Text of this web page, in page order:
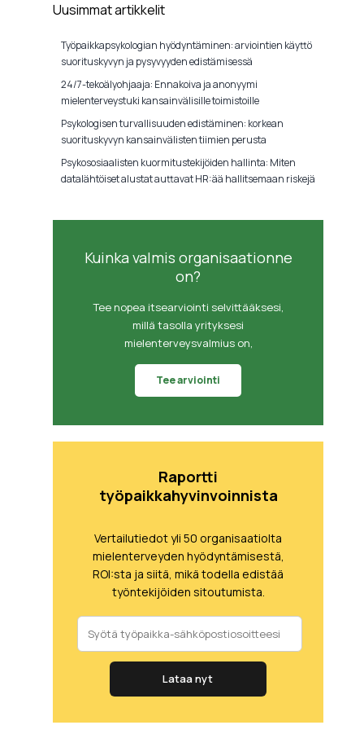
Uusimmat artikkelit
Työpaikkapsykologian hyödyntäminen: arviointien käyttö
suorituskyvyn ja pysyvyyden edistämisessä
24/7-tekoälyohjaaja: Ennakoiva ja anonyymi
mielenterveystuki kansainvälisille toimistoille
Psykologisen turvallisuuden edistäminen: korkean
suorituskyvyn kansainvälisten tiimien perusta
Psykososiaalisten kuormitustekijöiden hallinta: Miten
datalähtöiset alustat auttavat HR:ää hallitsemaan riskejä
Kuinka valmis organisaationne
on?
Tee nopea itsearviointi selvittääksesi,
millä tasolla yrityksesi
mielenterveysvalmius on,
Tee arviointi
Raportti
työpaikkahyvinvoinnista
Vertailutiedot yli 50 organisaatiolta
mielenterveyden hyödyntämisestä,
ROI:sta ja siitä, mikä todella edistää
työntekijöiden sitoutumista.
Lataa nyt